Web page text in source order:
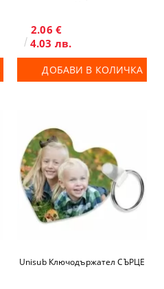
2.06 €
4.03 лв.
ДОБАВИ В КОЛИЧКА
Unisub Ключодържател СЪРЦЕ